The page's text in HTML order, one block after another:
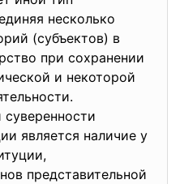
несколько
(субъектов) в
при сохранении
и некоторой
является наличие у
представительной